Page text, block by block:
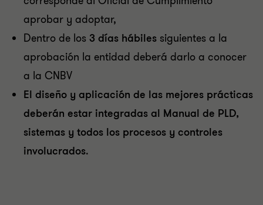
aprobar y adoptar,
Dentro de los 3 días hábiles siguientes a la
aprobación la entidad deberá darlo a conocer
a la CNBV
El diseño y aplicación de las mejores prácticas
deberán estar integradas al Manual de PLD,
sistemas y todos los procesos y controles
involucrados.